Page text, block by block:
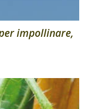
impollinare,